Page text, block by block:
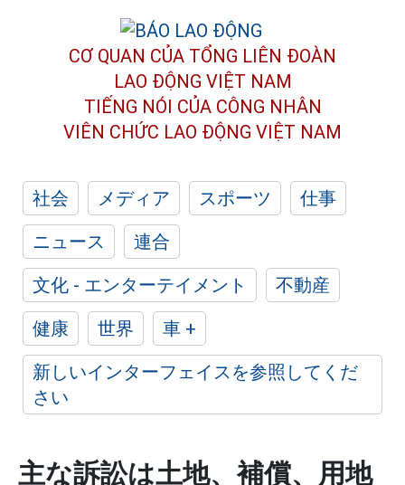
CƠ QUAN CỦA TỔNG LIÊN ĐOÀN
LAO ĐỘNG VIỆT NAM
TIẾNG NÓI CỦA CÔNG NHÂN
VIÊN CHỨC LAO ĐỘNG VIỆT NAM
社会 メディア スポーツ
仕事
ニュース
連合
文化 - エンターテイメント
不動産
健康
世界
車 +
新しいインターフェイスを参照してくだ
さい
主な訴訟は土地、補償、用地